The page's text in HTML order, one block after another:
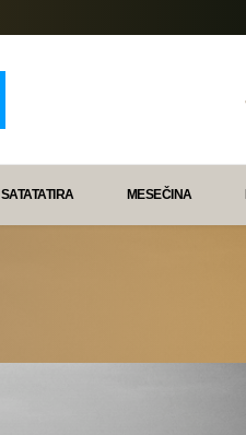
SATATATIRA MESEČINA